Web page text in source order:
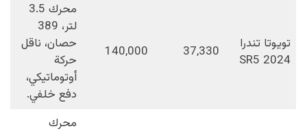
تويوتا تندرا
SR5 2024
37,330
140,000
محرك 3.5
لتر، 389
حصان، ناقل
حركة
أوتوماتيكي،
دفع خلفي.
محرك